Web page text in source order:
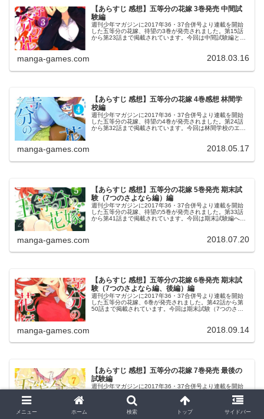
【あらすじ 感想】五等分の花嫁 3巻発売 中間試
験編
週刊少年マガジンに2017年36・37合併号より連載を開始
した五等分の花嫁、待望の3巻が発売されました。第15話
から第23話まで掲載されています。今回は中間試験編と林
manga-games.com 2018.03.16
【あらすじ 感想】五等分の花嫁 4巻感想 林間学
校編
週刊少年マガジンに2017年36・37合併号より連載を開始
した五等分の花嫁、待望の4巻が発売されました。第24話
から第32話まで掲載されています。今回は林間学校のエピ
manga-games.com 2018.05.17
【あらすじ 感想】五等分の花嫁 5巻発売 期末試
験（7つのさよなら編）編
週刊少年マガジンに2017年36・37合併号より連載を開始
した五等分の花嫁、待望の5巻が発売されました。第33話
から第41話まで掲載されています。今回は期末試験編への
manga-games.com 2018.07.20
【あらすじ 感想】五等分の花嫁 6巻発売 期末試
験（7つのさよなら編、後編）編
週刊少年マガジンに2017年36・37合併号より連載を開始
した五等分の花嫁、6巻が発売されました。第42話から第
50話まで掲載されています。今回は期末試験（7つのさよ
manga-games.com 2018.09.14
【あらすじ 感想】五等分の花嫁 7巻発売 最後の
試験編
週刊少年マガジンに2017年36・37合併号より連載を開始
59話まで掲載されています。7巻7巻、表紙は花嫁 一花で
す。© 春場ねぎ 五等分の花嫁 7巻よりキャラクター紹介今
回のキャラクタ...
メニュー ホーム 検索 トップ サイドバー